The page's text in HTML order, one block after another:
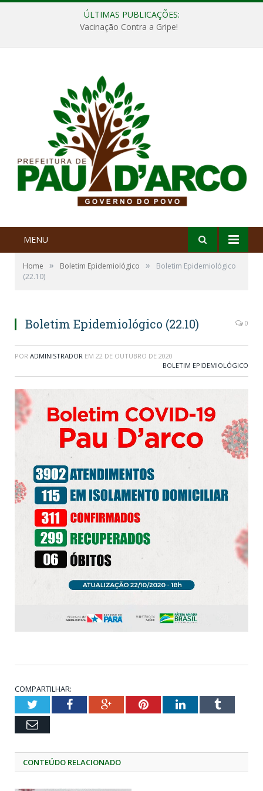
ÚLTIMAS PUBLICAÇÕES:
Vacinação Contra a Gripe!
MENU
Home » Boletim Epidemiológico »
Boletim Epidemiológico
(22.10)
Boletim Epidemiológico (22.10) 0
POR ADMINISTRADOR EM 22 DE OUTUBRO DE 2020
BOLETIM EPIDEMIOLÓGICO
COMPARTILHAR:
TwitterFacebookGoogle+PinterestLinkedInTumblr
Email
CONTEÚDO RELACIONADO